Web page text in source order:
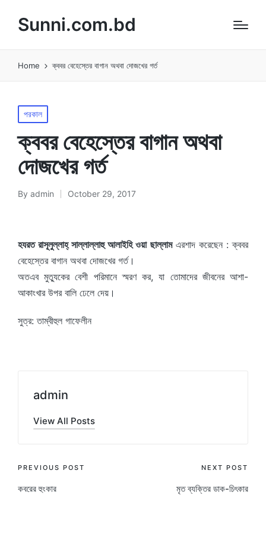
Sunni.com.bd
Home ক্ববর বেহেস্তের বাগান অথবা দোজখের গর্ত
Posted
in
পরকাল
ক্ববর বেহেস্তের বাগান অথবা
দোজখের গর্ত
Posted
By admin October 29, 2017
হযরত রাসূলুল্লাহ্ সাল্লাল্লাহু আলাইহি ওয়া ছাল্লামএরশাদ করেছেন : ক্ববর
বেহেস্তের বাগান অথবা দোজখের গর্ত।
অতএব মুত্যুকের বেশী পরিমানে স্মরণ কর, যা তোমাদের জীবনের আশা-
আকাংখার উপর বালি ঢেলে দেয়।
সুত্র: তাম্বীহুল গাফেলীন
admin
View All Posts
Post
navigation
PREVIOUS POST
কবরের হুংকার
NEXT POST
মৃত ব্যক্তির ডাক-চিৎকার